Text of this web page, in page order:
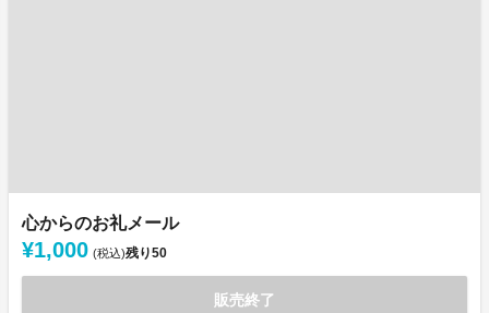
心からのお礼メール
¥1,000 (税込)残り50
販売終了